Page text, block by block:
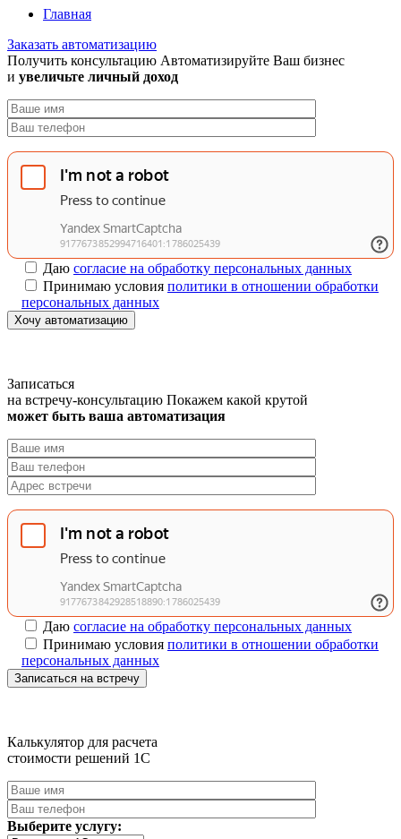
Главная
Заказать автоматизацию
Получить консультацию Автоматизируйте Ваш бизнес
и увеличьте личный доход
Даю согласие на обработку персональных данных
Принимаю условия политики в отношении обработки
персональных данных
Хочу автоматизацию
Записаться
на встречу-консультацию Покажем какой крутой
может быть ваша автоматизация
Даю согласие на обработку персональных данных
Принимаю условия политики в отношении обработки
персональных данных
Записаться на встречу
Калькулятор для расчета
стоимости решений 1C
Выберите услугу: